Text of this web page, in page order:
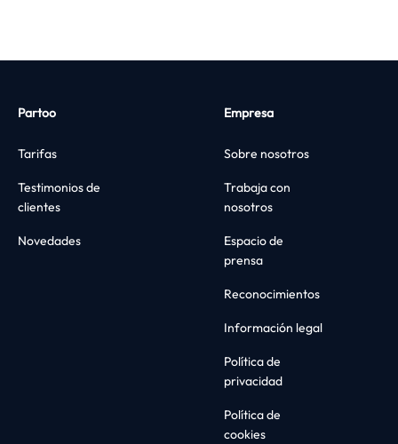
Partoo
Tarifas
Testimonios de
clientes
Novedades
Empresa
Sobre nosotros
Trabaja con
nosotros
Espacio de
prensa
Reconocimientos
Información legal
Política de
privacidad
Política de
cookies